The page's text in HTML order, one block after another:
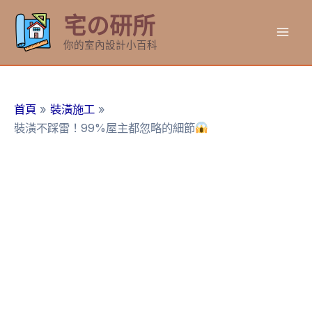
要
宅の研所
你的室內設計小百科
首頁
裝潢施工
裝潢不踩雷！99%屋主都忽略的細節